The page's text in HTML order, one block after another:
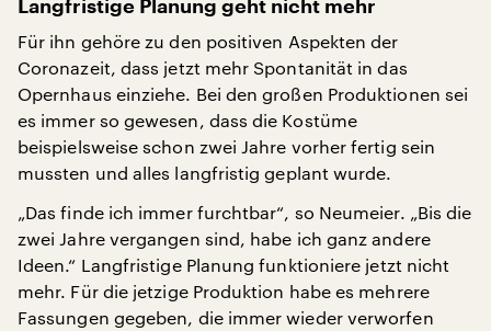
Langfristige Planung geht nicht mehr
Für ihn gehöre zu den positiven Aspekten der
Coronazeit, dass jetzt mehr Spontanität in das
Opernhaus einziehe. Bei den großen Produktionen sei
es immer so gewesen, dass die Kostüme
beispielsweise schon zwei Jahre vorher fertig sein
mussten und alles langfristig geplant wurde.
„Das finde ich immer furchtbar“, so Neumeier. „Bis die
zwei Jahre vergangen sind, habe ich ganz andere
Ideen.“ Langfristige Planung funktioniere jetzt nicht
mehr. Für die jetzige Produktion habe es mehrere
Fassungen gegeben, die immer wieder verworfen